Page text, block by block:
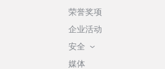
荣誉奖项
企业活动
安全
媒体